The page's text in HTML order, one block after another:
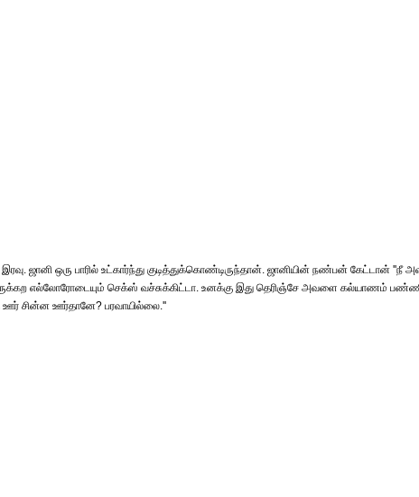
ஜானி ஒரு பாரில் உட்கார்ந்து குடித்துக்கொண்டிருந்தான். ஜானியின் நண்பன் கேட்டான்
எல்லோரோடையும் செக்ஸ் வச்சுக்கிட்டா. உனக்கு இது தெரிஞ்சே அவளை கல்யாணம்
சின்ன ஊர்தானே? பரவாயில்லை.''